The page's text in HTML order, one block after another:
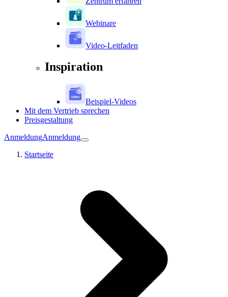
Webinare
Video-Leitfaden
Inspiration
Beispiel-Videos
Mit dem Vertrieb sprechen
Preisgestaltung
AnmeldungAnmeldung
Startseite